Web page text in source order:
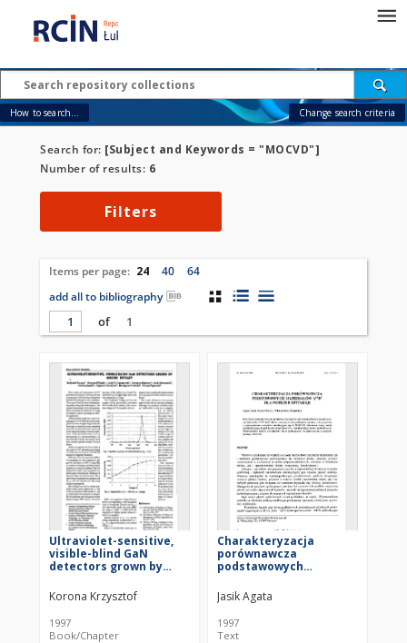
How to search... Change search criteria
Search for: [Subject and Keywords = "MOCVD"]
Number of results: 6
Filters
Items per page: 24 40
64
add all to bibliography
of
1
Ultraviolet-sensitive,
visible-blind GaN
detectors grown by
Korona Krzysztof
1997
Book/Chapter
Charakteryzacja
porównawcza
podstawowych
potrzeb epitaksji =
Jasik Agata
1997
Text